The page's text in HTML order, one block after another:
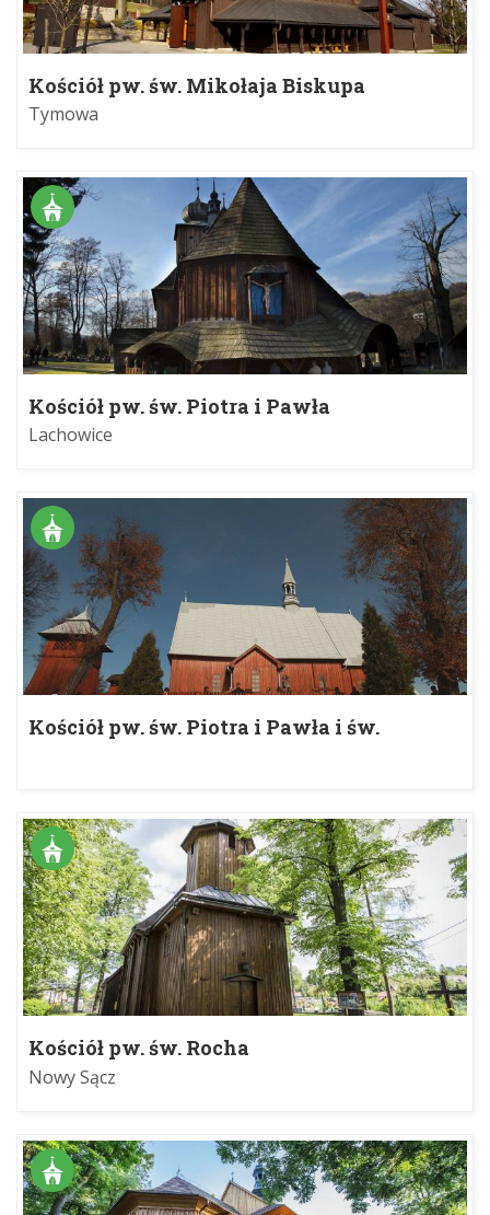
Kościół pw. św. Mikołaja Biskupa
Tymowa
Kościół pw. św. Piotra i Pawła
Lachowice
Kościół pw. św. Piotra i Pawła i św.
Stanisława Biskupa
Kościół pw. św. Rocha
Nowy Sącz